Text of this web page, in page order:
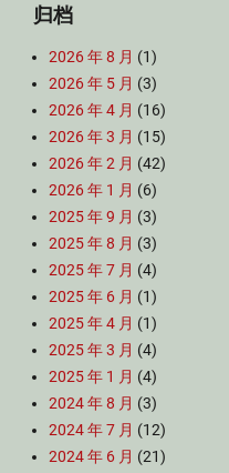
归档
2026 年 8 月 (1)
2026 年 5 月 (3)
2026 年 4 月 (16)
2026 年 3 月 (15)
2026 年 2 月 (42)
2026 年 1 月 (6)
2025 年 9 月 (3)
2025 年 8 月 (3)
2025 年 7 月 (4)
2025 年 6 月 (1)
2025 年 4 月 (1)
2025 年 3 月 (4)
2025 年 1 月 (4)
2024 年 8 月 (3)
2024 年 7 月 (12)
2024 年 6 月 (21)